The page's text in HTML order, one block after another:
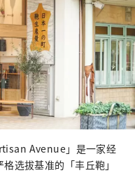
Avenue」是一家经
选拔基准的「丰丘鞄」